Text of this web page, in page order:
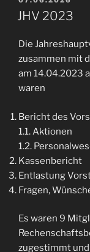
AM
JHV 2023
Die
zusammen mit
am 14.04.2023
waren
Bericht des
1.1. Aktionen
1.2.
Kassenbericht
Entlastung
Fragen,
Es waren 9
zugestimmt